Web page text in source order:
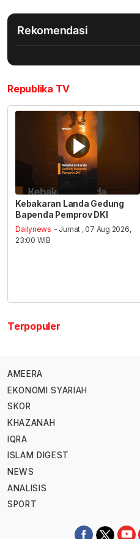
Rekomendasi
Republika TV
Kebakaran Landa Gedung
Bapenda Pemprov DKI
Dailynews - Jumat , 07 Aug 2026,
23:00 WIB
Terpopuler
AMEERA
EKONOMI SYARIAH
SKOR
KHAZANAH
IQRA
ISLAM DIGEST
NEWS
ANALISIS
SPORT